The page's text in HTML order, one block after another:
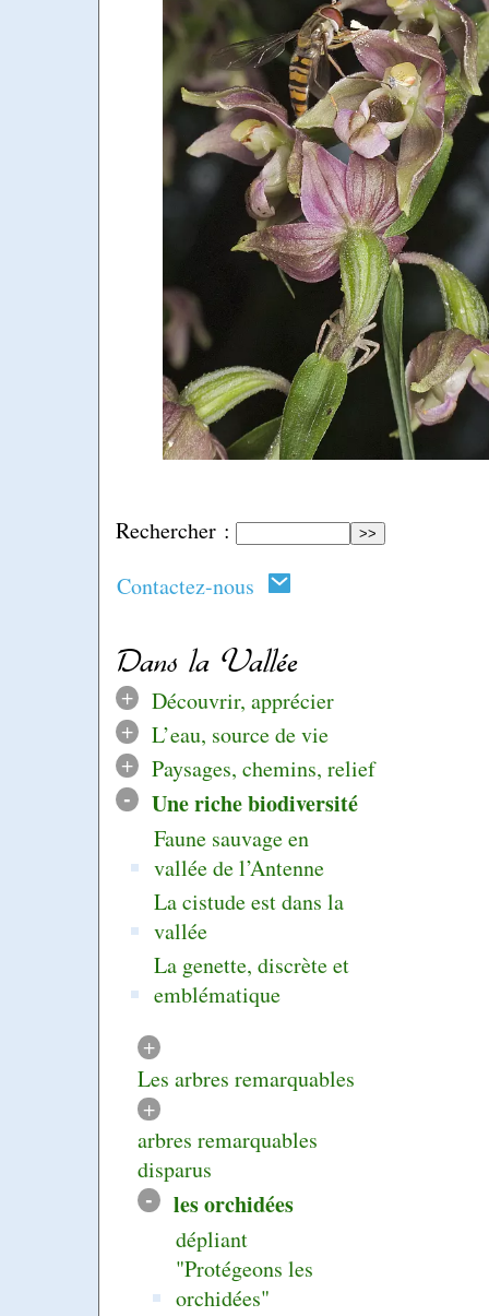
Rechercher :
Contactez-nous
Dans la Vallée
+
Découvrir, apprécier
+
L’eau, source de vie
+
Paysages, chemins, relief
- Une riche biodiversité
Faune sauvage en
vallée de l’Antenne
La cistude est dans la
vallée
La genette, discrète et
emblématique
+
Les arbres remarquables
+
arbres remarquables
disparus
- les orchidées
dépliant
"Protégeons les
orchidées"